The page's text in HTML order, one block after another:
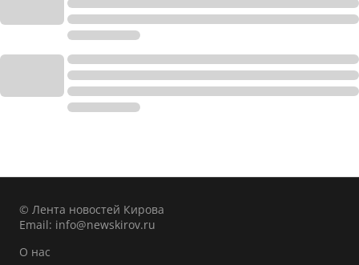
© Лента новостей Кирова
Email: info@newskirov.ru
О нас